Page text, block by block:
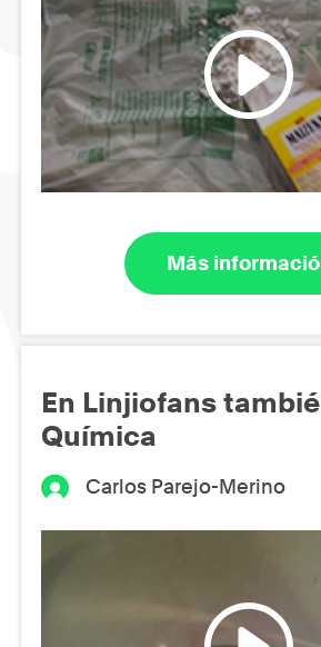
Más
En Linjiofans
Química
Carlos Parejo-Merino